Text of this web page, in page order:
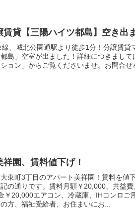
賃貸【三陽ハイツ都島】空き出
、城北公園通駅より徒歩1分！分譲賃貸
都島」空室が出ました！詳細につきまし
ョン」からご覧くださいませ。お問合せ
園、賃料値下げ！
東町3丁目のアパート美祥園！賃料を値
の通りです。賃料月額￥20,000、共益費
20,000エアコン、冷蔵庫、IHコンロご
方、福祉受給者、お住まいにお...